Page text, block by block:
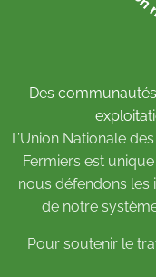
Des
L’Union Nationale
Fermiers est
nous défendons les
de notre
Pour soutenir le